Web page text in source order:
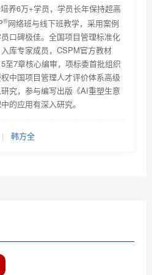
试成绩
考试成绩出来了
试成绩出来了
PMP®考试成绩出来了（
试成绩出来了
年12月考试成绩
养6万+学员，学员长年保持超高
®网络班与线下班教学，采用案例
口碑极佳。全国项目管理标准化
库专家成员，CSPM官方教材
至7章核心编审，项标委首批组织
中国项目管理人才评价体系高级
究，参与编写出版《AI重塑生意
的应用有深入研究。
| 韩方全